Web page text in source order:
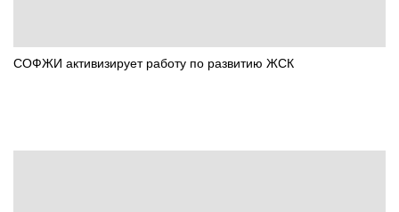
СОФЖИ активизирует работу по развитию ЖСК